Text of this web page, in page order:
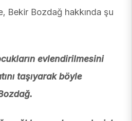
Bekir Bozdağ hakkında şu
evlendirilmesini
taşıyarak böyle